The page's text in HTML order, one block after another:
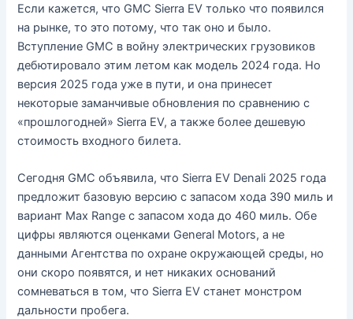
Если кажется, что GMC Sierra EV только что появился
на рынке, то это потому, что так оно и было.
Вступление GMC в войну электрических грузовиков
дебютировало этим летом как модель 2024 года. Но
версия 2025 года уже в пути, и она принесет
некоторые заманчивые обновления по сравнению с
«прошлогодней» Sierra EV, а также более дешевую
стоимость входного билета.
Сегодня GMC объявила, что Sierra EV Denali 2025 года
предложит базовую версию с запасом хода 390 миль и
вариант Max Range с запасом хода до 460 миль. Обе
цифры являются оценками General Motors, а не
данными Агентства по охране окружающей среды, но
они скоро появятся, и нет никаких оснований
сомневаться в том, что Sierra EV станет монстром
дальности пробега.